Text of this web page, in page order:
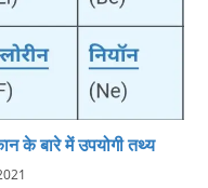
बारे में उपयोगी तथ्‍य